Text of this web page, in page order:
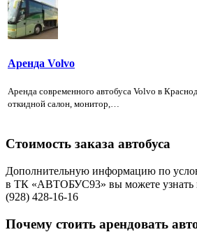
Аренда Volvo
Аренда современного автобуса Volvo в
откидной салон, монитор,…
Стоимость заказа автобуса
Дополнительную информацию по
в ТК «АВТОБУС93» вы можете
(928) 428-16-16
Почему стоить арендовать